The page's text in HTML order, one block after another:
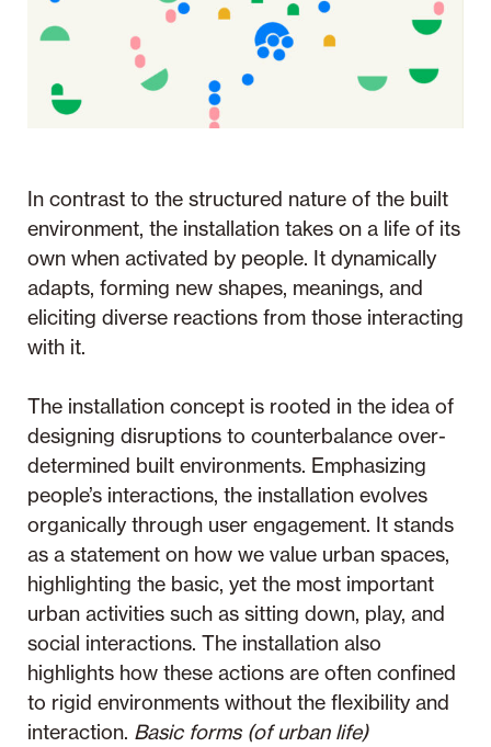
In contrast to the structured nature of the built
environment, the installation takes on a life of its
own when activated by people. It dynamically
adapts, forming new shapes, meanings, and
eliciting diverse reactions from those interacting
with it.
The installation concept is rooted in the idea of
designing disruptions to counterbalance over-
determined built environments. Emphasizing
people’s interactions, the installation evolves
organically through user engagement. It stands
as a statement on how we value urban spaces,
highlighting the basic, yet the most important
urban activities such as sitting down, play, and
social interactions. The installation also
highlights how these actions are often confined
to rigid environments without the flexibility and
interaction. Basic forms (of urban life)